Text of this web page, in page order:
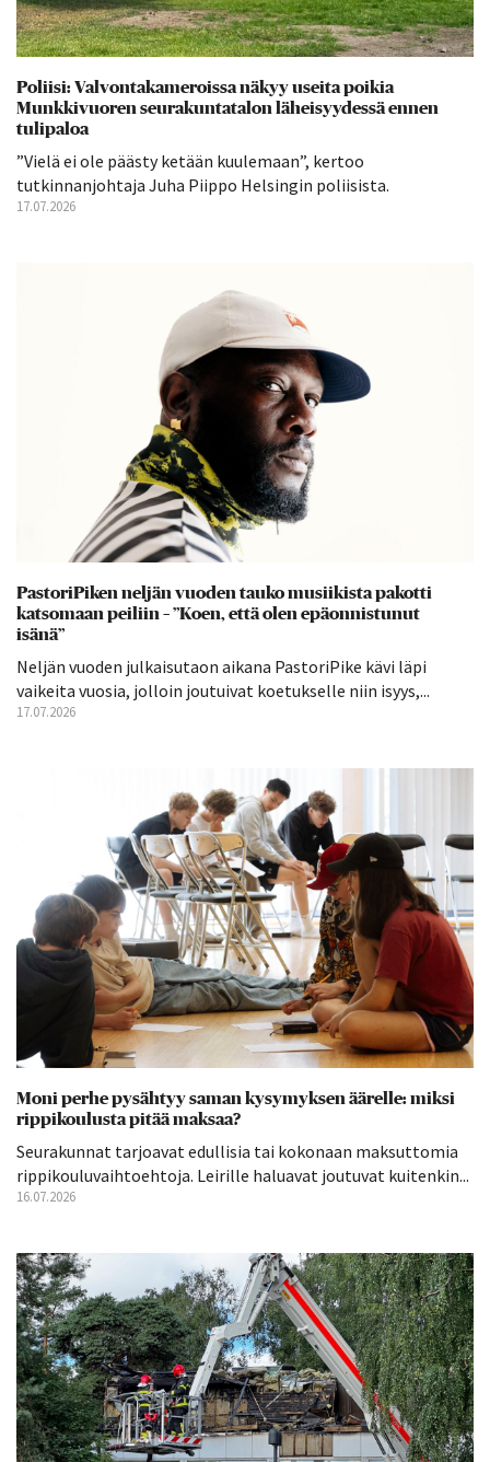
Poliisi: Valvontakameroissa näkyy useita poikia
Munkkivuoren seurakuntatalon läheisyydessä ennen
tulipaloa
”Vielä ei ole päästy ketään kuulemaan”, kertoo
tutkinnanjohtaja Juha Piippo Helsingin poliisista.
17.07.2026
PastoriPiken neljän vuoden tauko musiikista pakotti
katsomaan peiliin – ”Koen, että olen epäonnistunut
isänä”
Neljän vuoden julkaisutaon aikana PastoriPike kävi läpi
vaikeita vuosia, jolloin joutuivat koetukselle niin isyys,...
17.07.2026
Moni perhe pysähtyy saman kysymyksen äärelle: miksi
rippikoulusta pitää maksaa?
Seurakunnat tarjoavat edullisia tai kokonaan maksuttomia
rippikouluvaihtoehtoja. Leirille haluavat joutuvat kuitenkin...
16.07.2026